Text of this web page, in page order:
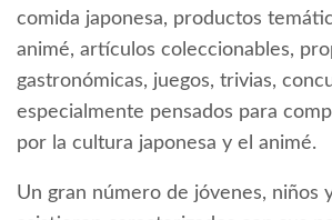
comida japonesa, productos
animé, artículos coleccionables,
gastronómicas, juegos, trivias,
especialmente pensados para
por la cultura japonesa y el animé.
Un gran número de jóvenes, niños